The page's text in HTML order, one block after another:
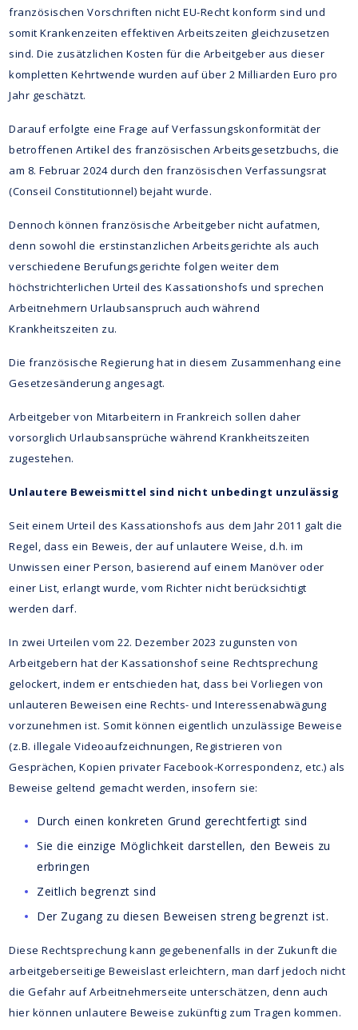
französischen Vorschriften nicht EU-Recht konform sind und
somit Krankenzeiten effektiven Arbeitszeiten gleichzusetzen
sind. Die zusätzlichen Kosten für die Arbeitgeber aus dieser
kompletten Kehrtwende wurden auf über 2 Milliarden Euro pro
Jahr geschätzt.
Darauf erfolgte eine Frage auf Verfassungskonformität der
betroffenen Artikel des französischen Arbeitsgesetzbuchs, die
am 8. Februar 2024 durch den französischen Verfassungsrat
(Conseil Constitutionnel) bejaht wurde.
Dennoch können französische Arbeitgeber nicht aufatmen,
denn sowohl die erstinstanzlichen Arbeitsgerichte als auch
verschiedene Berufungsgerichte folgen weiter dem
höchstrichterlichen Urteil des Kassationshofs und sprechen
Arbeitnehmern Urlaubsanspruch auch während
Krankheitszeiten zu.
Die französische Regierung hat in diesem Zusammenhang eine
Gesetzesänderung angesagt.
Arbeitgeber von Mitarbeitern in Frankreich sollen daher
vorsorglich Urlaubsansprüche während Krankheitszeiten
zugestehen.
Unlautere Beweismittel sind nicht unbedingt unzulässig
Seit einem Urteil des Kassationshofs aus dem Jahr 2011 galt die
Regel, dass ein Beweis, der auf unlautere Weise, d.h. im
Unwissen einer Person, basierend auf einem Manöver oder
einer List, erlangt wurde, vom Richter nicht berücksichtigt
werden darf.
In zwei Urteilen vom 22. Dezember 2023 zugunsten von
Arbeitgebern hat der Kassationshof seine Rechtsprechung
gelockert, indem er entschieden hat, dass bei Vorliegen von
unlauteren Beweisen eine Rechts- und Interessenabwägung
vorzunehmen ist. Somit können eigentlich unzulässige Beweise
(z.B. illegale Videoaufzeichnungen, Registrieren von
Gesprächen, Kopien privater Facebook-Korrespondenz, etc.) als
Beweise geltend gemacht werden, insofern sie:
Durch einen konkreten Grund gerechtfertigt sind
Sie die einzige Möglichkeit darstellen, den Beweis zu
erbringen
Zeitlich begrenzt sind
Der Zugang zu diesen Beweisen streng begrenzt ist.
Diese Rechtsprechung kann gegebenenfalls in der Zukunft die
arbeitgeberseitige Beweislast erleichtern, man darf jedoch nicht
die Gefahr auf Arbeitnehmerseite unterschätzen, denn auch
hier können unlautere Beweise zukünftig zum Tragen kommen.